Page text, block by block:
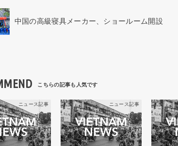
中国の高級寝具メーカー、ショールーム開設
ニュース記事 ニュース記事